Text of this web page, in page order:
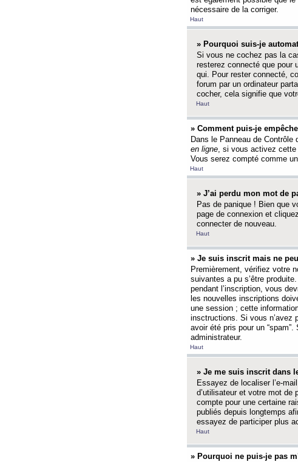
nécessaire de la corriger.
Haut
» Pourquoi suis-je
Si vous ne cochez pas la
resterez connecté que pour
qui. Pour rester connecté,
forum par un ordinateur
cocher, cela signifie que
Haut
» Comment puis-je
Dans le Panneau de Contrôle
en ligne, si vous activez cette
Vous serez compté comme
Haut
» J’ai perdu mon mot de
Pas de panique ! Bien que
page de connexion et
connecter de nouveau.
Haut
» Je suis inscrit mais ne
Premièrement, vérifiez votre
suivantes a pu s’être
pendant l’inscription, vous
les nouvelles inscriptions
une session ; cette
insctructions. Si vous n’avez
avoir été pris pour un
administrateur.
Haut
» Je me suis inscrit dans
Essayez de localiser l’e-
d’utilisateur et votre mot de
compte pour une certaine
publiés depuis longtemps
essayez de participer plus
Haut
» Pourquoi ne puis-je pas